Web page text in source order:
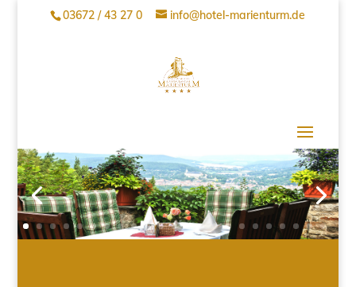
03672 / 43 27 0 info@hotel-marienturm.de